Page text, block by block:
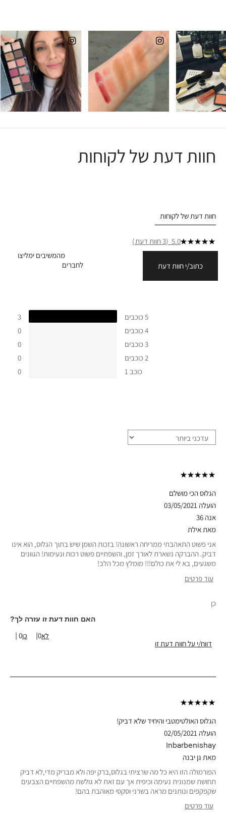
חוות דעת של לקוחות
חוות דעת של לקוחות
5.0 3 חוות דעת
כתוב/י חוות דעת
מהמשיבים ימליצו
לחברים
5 כוכבים
3
4 כוכבים
0
3 כוכבים
0
2 כוכבים
0
כוכב 1
0
הגלוס הכי מושלם
הועלה 03/05/2021
אנה 36
מאתאילת
אני פשוט התאהבתי ממריחה ראשונה! בזכות השמן שיש בתוך הגלוס, הוא אינו
דביק. ההברקה נשארת לאורך זמן, והשפתיים פשוט רכות ונעימות! הגוונים
משגעים, בא לי את כולם!!! מומלץ מכל הלב!
עוד פרטים
יתרונות המוצר
כן
האם חוות דעת זו עזרה לך?
0
0
דווח/י על חוות דעת זו
הגלוס האולטימטבי והיחיד שלא דביק!
הועלה 02/05/2021
Inbarbenishay
מאת גן יבנה
הפורמולה הזו היא כל מה שרציתי בגלוס,ברק יפה ולא מבריק מדי,לא דביק
תחושת שמנונית נעימה וכיפית אך עם זאת לא גולשת מהשפתיים הצבעים
שקפקפים ונותנים מראה בשרני וסקסי מאוהבת בהם!
עוד פרטים